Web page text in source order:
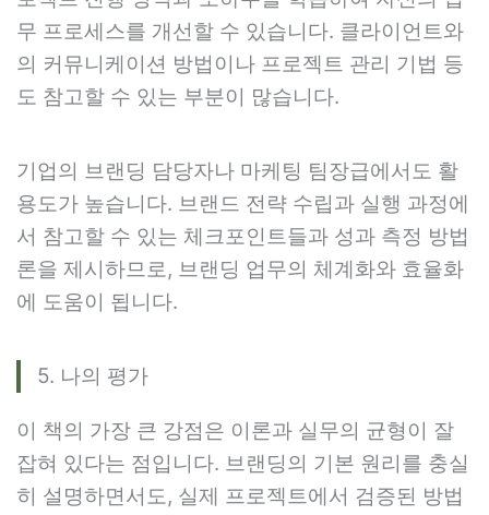
무 프로세스를 개선할 수 있습니다. 클라이언트와
의 커뮤니케이션 방법이나 프로젝트 관리 기법 등
도 참고할 수 있는 부분이 많습니다.
기업의 브랜딩 담당자나 마케팅 팀장급에서도 활
용도가 높습니다. 브랜드 전략 수립과 실행 과정에
서 참고할 수 있는 체크포인트들과 성과 측정 방법
론을 제시하므로, 브랜딩 업무의 체계화와 효율화
에 도움이 됩니다.
5. 나의 평가
이 책의 가장 큰 강점은 이론과 실무의 균형이 잘
잡혀 있다는 점입니다. 브랜딩의 기본 원리를 충실
히 설명하면서도, 실제 프로젝트에서 검증된 방법